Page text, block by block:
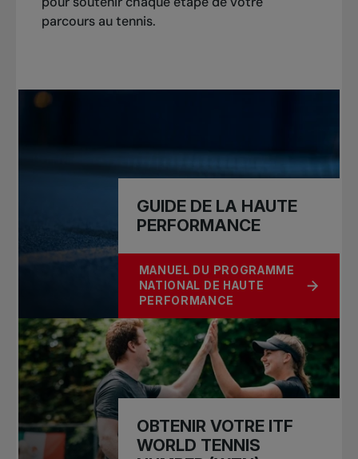
parcours au tennis.
GUIDE DE LA HAUTE
PERFORMANCE
MANUEL DU PROGRAMME
NATIONAL DE HAUTE
PERFORMANCE
À PROPOS DE GUIDE DE LA HAUTE
OBTENIR VOTRE ITF
WORLD TENNIS